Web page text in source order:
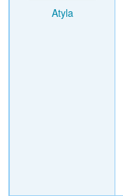
Atyla